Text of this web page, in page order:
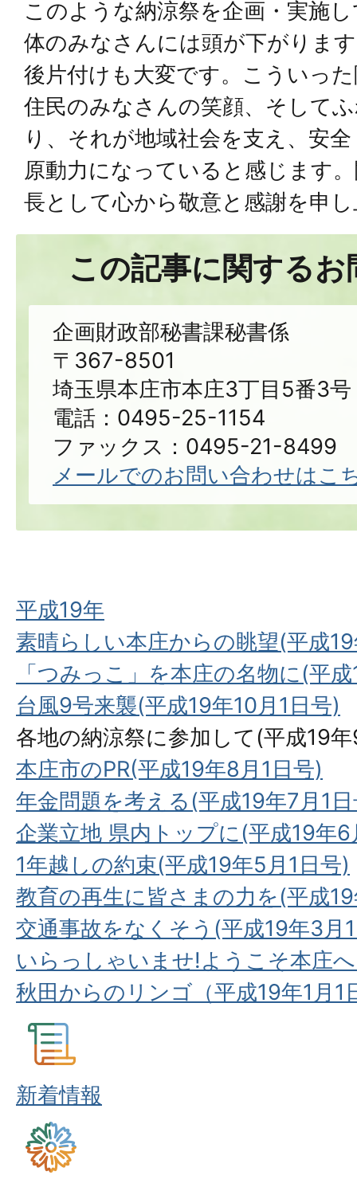
このような納涼祭を企画・実施
体のみなさんには頭が下がりま
後片付けも大変です。こういっ
住民のみなさんの笑顔、そして
り、それが地域社会を支え、安
原動力になっていると感じます
長として心から敬意と感謝を申
この記事に関する
企画財政部秘書課秘書係
〒367-8501
埼玉県本庄市本庄3丁目5番3号
電話：0495-25-1154
ファックス：0495-21-8499
メールでのお問い合わせはこ
平成19年
素晴らしい本庄からの眺望(平成
「つみっこ」を本庄の名物に(平
台風9号来襲(平成19年10月1日号)
各地の納涼祭に参加して(平成19
本庄市のPR(平成19年8月1日号)
年金問題を考える(平成19年7月1
企業立地 県内トップに(平成19年6
1年越しの約束(平成19年5月1日号)
教育の再生に皆さまの力を(平成
交通事故をなくそう(平成19年3月
いらっしゃいませ!ようこそ本庄
秋田からのリンゴ（平成19年1月1
新着情報